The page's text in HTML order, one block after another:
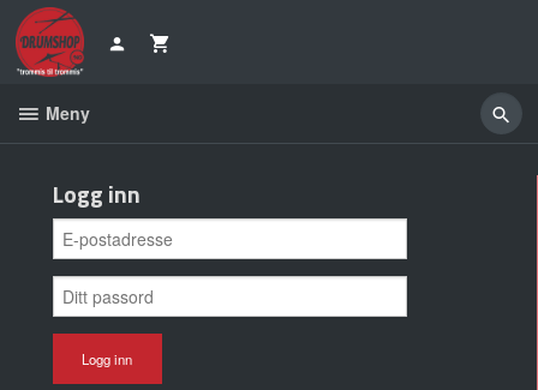
innholdet
Meny
Logg inn